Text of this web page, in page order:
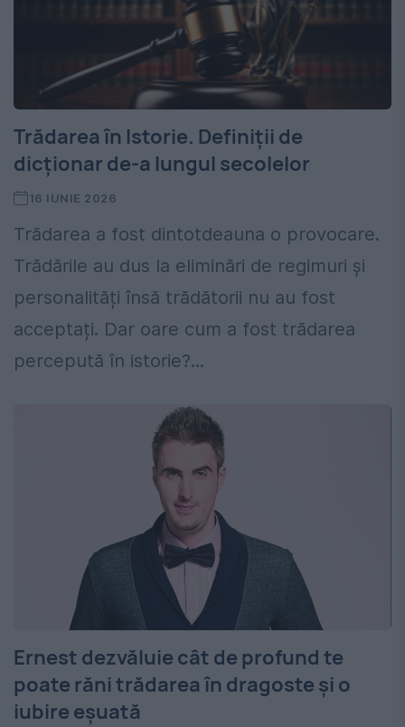
Trădarea în Istorie. Definiții de
dicționar de-a lungul secolelor
16 IUNIE 2026
Trădarea a fost dintotdeauna o provocare.
Trădările au dus la eliminări de regimuri și
personalități însă trădătorii nu au fost
acceptați. Dar oare cum a fost trădarea
percepută în istorie?...
Ernest dezvăluie cât de profund te
poate răni trădarea în dragoste și o
iubire eșuată